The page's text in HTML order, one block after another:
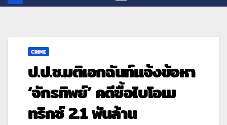
CRIME
ป.ป.ช.มติเอกฉันท์แจ้งข้อหา
‘จักรทิพย์’ คดีซื้อไบโอเม
ทริกซ์ 2.1 พันล้าน